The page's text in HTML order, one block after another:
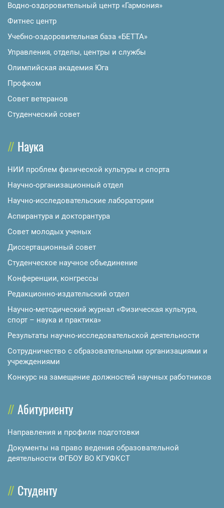
Водно-оздоровительный центр «Гармония»
Фитнес центр
Учебно-оздоровительная база «БЕТТА»
Управления, отделы, центры и службы
Олимпийская академия Юга
Профком
Совет ветеранов
Студенческий совет
Наука
НИИ проблем физической культуры и спорта
Научно-организационный отдел
Научно-исследовательские лаборатории
Аспирантура и докторантура
Совет молодых ученых
Диссертационный совет
Студенческое научное объединение
Конференции, конгрессы
Редакционно-издательский отдел
Научно-методический журнал «Физическая культура,
спорт – наука и практика»
Результаты научно-исследовательской деятельности
Сотрудничество с образовательными организациями и
учреждениями
Конкурс на замещение должностей научных работников
Абитуриенту
Направления и профили подготовки
Документы на право ведения образовательной
деятельности ФГБОУ ВО КГУФКСТ
Студенту